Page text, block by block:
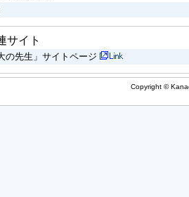
サイト
の先生」サイトページ
Copyright ©